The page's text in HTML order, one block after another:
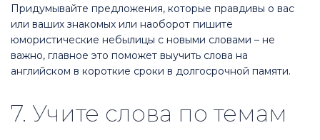
Придумывайте предложения, которые правдивы о вас
или ваших знакомых или наоборот пишите
юмористические небылицы с новыми словами – не
важно, главное это поможет выучить слова на
английском в короткие сроки в долгосрочной памяти.
7. Учите слова по темам